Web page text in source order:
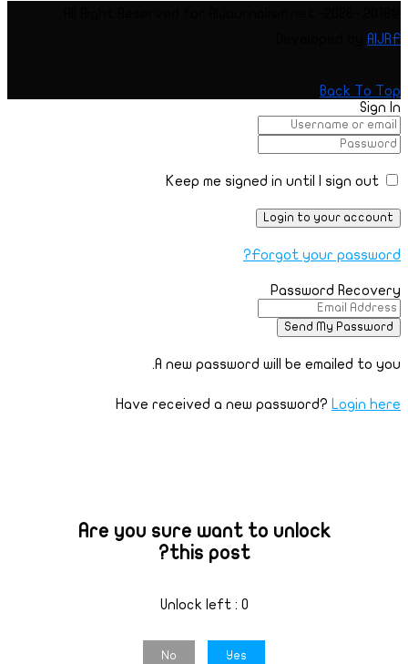
AIJRF
Back To Top
Sign In
Forgot your password?
Password Recovery
A new password will be emailed to you.
Have received a new password? Login here
Are you sure want to unlock
this post?
Unlock left : 0
Yes
No